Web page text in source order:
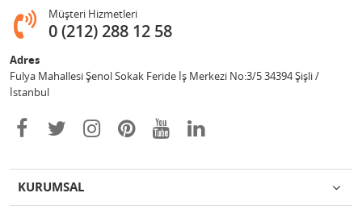
Müşteri Hizmetleri
0 (212) 288 12 58
Adres
Fulya Mahallesi Şenol Sokak Feride İş Merkezi No:3/5 34394 Şişli /
İstanbul
KURUMSAL